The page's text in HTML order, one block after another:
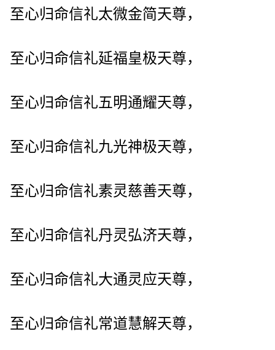
至心归命信礼太微金简天尊，
至心归命信礼延福皇极天尊，
至心归命信礼五明通耀天尊，
至心归命信礼九光神极天尊，
至心归命信礼素灵慈善天尊，
至心归命信礼丹灵弘济天尊，
至心归命信礼大通灵应天尊，
至心归命信礼常道慧解天尊，